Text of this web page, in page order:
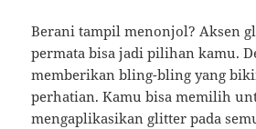
Berani tampil menonjol? Aksen
permata bisa jadi pilihan kamu.
memberikan bling-bling yang
perhatian. Kamu bisa memilih
mengaplikasikan glitter pada